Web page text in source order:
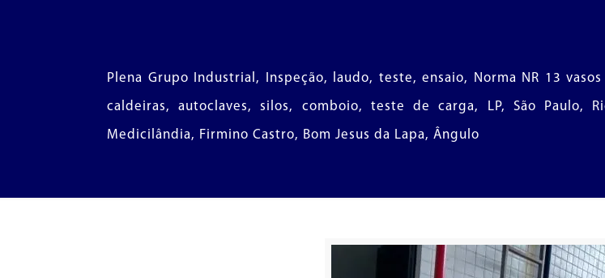
Plena Grupo Industrial, Inspeção, laudo, teste, ensaio, Norma NR 13
caldeiras, autoclaves, silos, comboio, teste de carga, LP, São Paulo,
Medicilândia, Firmino Castro, Bom Jesus da Lapa, Ângulo